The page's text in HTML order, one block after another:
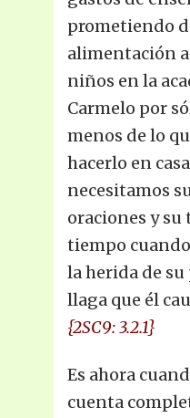
prometiendo
alimentación a
niños en la
Carmelo por
menos de lo
hacerlo en
necesitamos
oraciones y su
tiempo
la herida de
llaga que él
{2SC9: 3.2.1}
Es ahora
cuenta